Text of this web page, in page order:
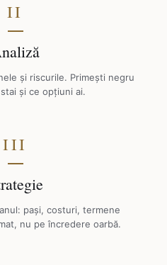
II
și riscurile. Primești negru
și ce opțiuni ai.
III
pași, costuri, termene
nu pe încredere oarbă.